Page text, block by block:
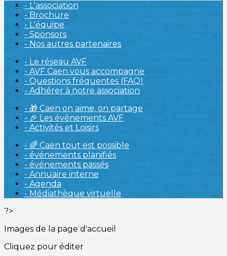
- L'association
- Brochure
- L'équipe
- Sponsors
- Nos autres partenaires
- Le réseau AVF
- AVF Caen vous accompagne
- Questions fréquentes (FAQ)
- Adhérer à notre association
- 🎁 Caen on aime, on partage
- 🎉 Les événements AVF
- Activités et Loisirs
- 🌈 Caen tout est possible
- événements planifiés
- événements passés
- Annuaire interne
- Agenda
- Médiathèque virtuelle
?>
Images de la page d'accueil
Cliquez pour éditer